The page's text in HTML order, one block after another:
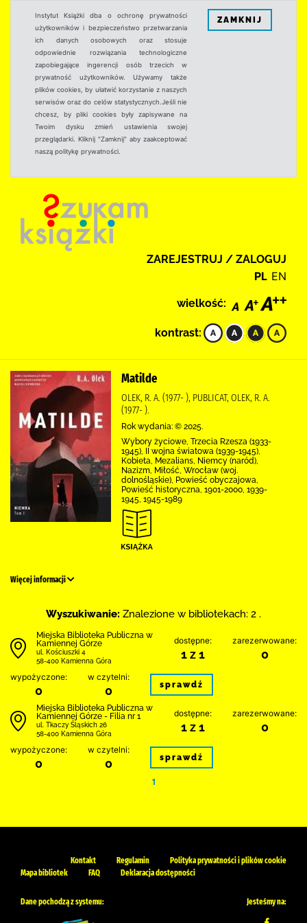
Instytut Książki dba o ochronę prywatności
użytkowników i bezpieczeństwo przetwarzania
ich danych osobowych oraz stosuje
odpowiednie rozwiązania technologiczne
zapobiegające ingerencji osób trzecich w
prywatność użytkowników. Używamy także
plików cookies, by ułatwić korzystanie z naszych
serwisów oraz do celów statystycznych.Jeśli nie
chcesz, by pliki cookies były zapisywane na
Twoim dysku zmień ustawienia swojej
przeglądarki. Kliknij "Zamknij" aby zaakceptować
naszą politykę prywatności.
ZAMKNIJ
ZAREJESTRUJ / ZALOGUJ
PL EN
wielkość:
kontrast:
Matilde
OLEK, R. A. (1977- ), PUBLICAT, OLEK, R. A.
(1977- ).
Rok wydania: © 2025.
Wybory życiowe, Trzecia Rzesza (1933-
1945), II wojna światowa (1939-1945),
Kobieta, Mezalians, Niemcy (naród),
Nazizm, Miłość, Wrocław (woj.
dolnośląskie), Powieść obyczajowa,
Powieść historyczna, 1901-2000, 1939-
1945, 1945-1989
Więcej informacji
Wyszukiwanie: Znalezione w bibliotekach: 2 .
Miejska Biblioteka Publiczna w
Kamiennej Górze
ul. Kościuszki 4
58-400 Kamienna Góra
dostępne:
1 z 1
zarezerwowane:
0
wypożyczone:
0
w czytelni:
0 sprawdź
Miejska Biblioteka Publiczna w
Kamiennej Górze - Filia nr 1
ul. Tkaczy Śląskich 26
58-400 Kamienna Góra
dostępne:
1 z 1
zarezerwowane:
0
wypożyczone:
0
w czytelni:
0 sprawdź
1
Kontakt Regulamin
Polityka prywatności i plików cookie
Mapa bibliotek
FAQ Deklaracja dostępności
Dane pochodzą z systemu: Jesteśmy na: